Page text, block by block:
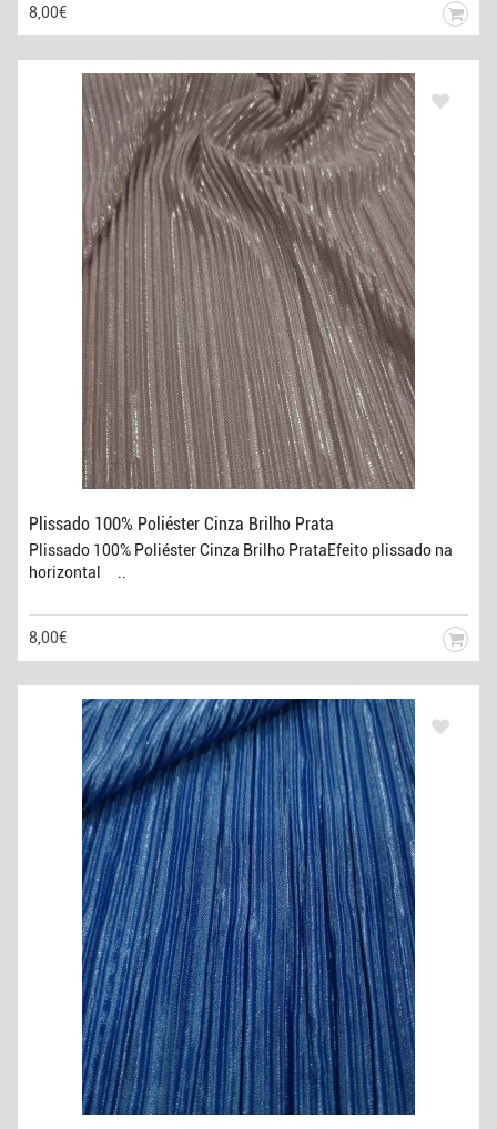
8,00€
Plissado 100% Poliéster Cinza Brilho Prata
Plissado 100% Poliéster Cinza Brilho PrataEfeito plissado na
horizontal ..
8,00€